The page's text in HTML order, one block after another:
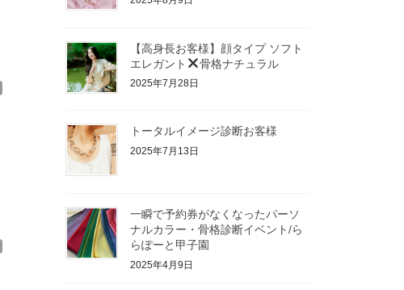
【高身長お客様】顔タイプ ソフト
エレガント
骨格ナチュラル
2025年7月28日
トータルイメージ診断お客様
2025年7月13日
一瞬で予約券がなくなったパーソ
ナルカラー・骨格診断イベント/ら
らぽーと甲子園
2025年4月9日